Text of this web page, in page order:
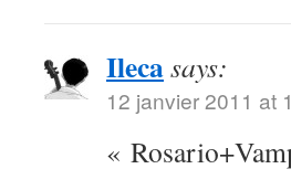
Ilecasays:
12 janvier 2011 at
«